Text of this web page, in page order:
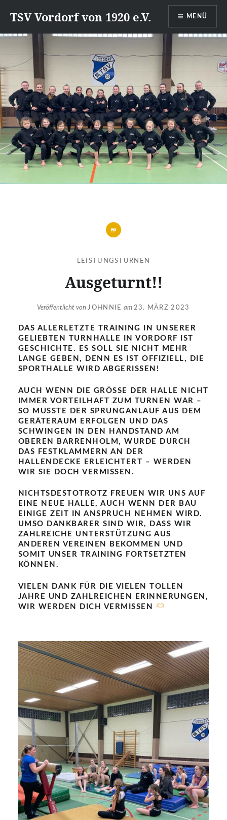
zumTSV Vordorf von 1920 e.V. MENÜ
LEISTUNGSTURNEN
Ausgeturnt!!
Veröffentlicht vonJOHNNIE am 23. MÄRZ 2023
DAS ALLERLETZTE TRAINING IN UNSERER
GELIEBTEN TURNHALLE IN VORDORF IST
GESCHICHTE. ES SOLL SIE NICHT MEHR
LANGE GEBEN, DENN ES IST OFFIZIELL, DIE
SPORTHALLE WIRD ABGERISSEN!
AUCH WENN DIE GRÖSSE DER HALLE NICHT I
MMER VORTEILHAFT ZUM TURNEN WAR – S
O MUSSTE DER SPRUNGANLAUF AUS DEM G
ERÄTERAUM ERFOLGEN UND DAS S
CHWINGEN IN DEN HANDSTAND AM O
BEREN BARRENHOLM, WURDE DURCH D
AS FESTKLAMMERN AN DER H
ALLENDECKE ERLEICHTERT – WERDEN W
IR SIE DOCH VERMISSEN.
NICHTSDESTOTROTZ FREUEN WIR UNS AUF
EINE NEUE HALLE, AUCH WENN DER BAU
EINIGE ZEIT IN ANSPRUCH NEHMEN WIRD.
UMSO DANKBARER SIND WIR, DASS WIR
ZAHLREICHE UNTERSTÜTZUNG AUS
ANDEREN VEREINEN BEKOMMEN UND
SOMIT UNSER TRAINING FORTSETZTEN
KÖNNEN.
VIELEN DANK FÜR DIE VIELEN TOLLEN
JAHRE UND ZAHLREICHEN ERINNERUNGEN,
WIR WERDEN DICH VERMISSEN